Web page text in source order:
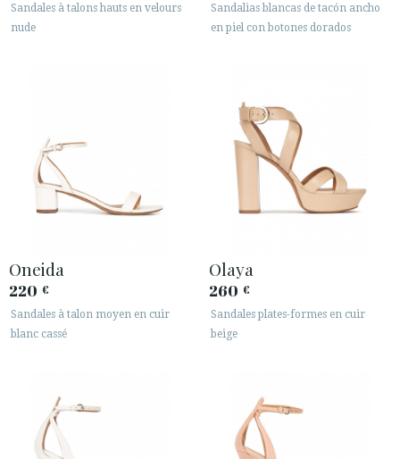
Sandales à talons hauts en velours
nude
Sandalias blancas de tacón ancho
en piel con botones dorados
Oneida
220 €
Sandales à talon moyen en cuir
blanc cassé
Olaya
260 €
Sandales plates-formes en cuir
beige